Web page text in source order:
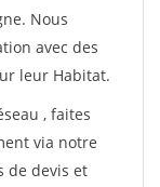
Nous
avec des
leur Habitat.
, faites
via notre
de devis et